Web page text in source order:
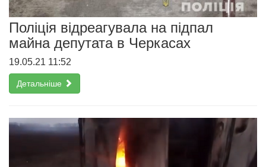
Поліція відреагувала на підпал
майна депутата в Черкасах
19.05.21 11:52
Детальніше